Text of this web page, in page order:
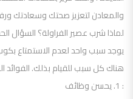
والمعادن لتعزيز صحتك وسعادتك
لماذا شرب عصير الفراولة؟ السؤال
يوجد سبب واحد لعدم الاستمتاع
هناك كل سبب للقيام بذلك. الفوائد
: 1. يحسن وظائف